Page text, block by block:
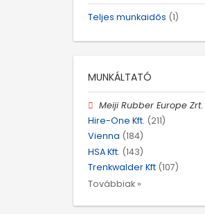
Teljes munkaidős (1)
MUNKÁLTATÓ
Meiji Rubber Europe Zrt.
Hire-One Kft. (211)
Vienna (184)
HSA Kft. (143)
Trenkwalder Kft (107)
Továbbiak »